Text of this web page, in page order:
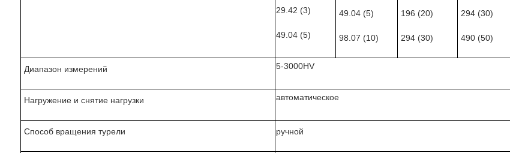
29.42 (3)
49.04 (5)
49.04 (5)
98.07 (10)
196 (20)
294 (30)
294 (30)
490 (50)
Диапазон измерений 5-3000HV
Нагружение и снятие нагрузки автоматическое
Способ вращения турели ручной